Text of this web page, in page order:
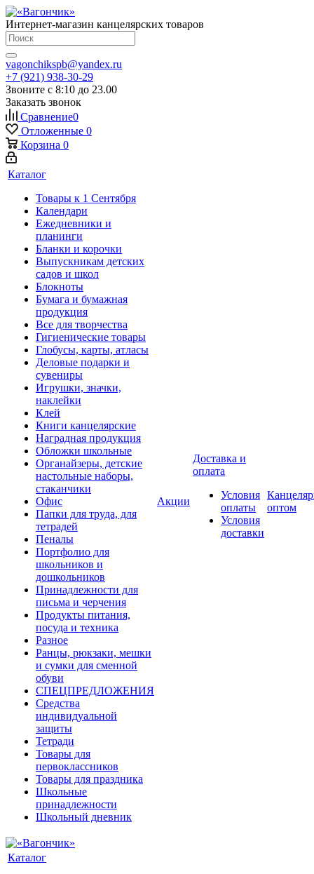
Интернет-магазин канцелярских товаров
vagonchikspb@yandex.ru
+7 (921) 938-30-29
Звоните с 8:10 до 23.00
Заказать звонок
Сравнение0
Отложенные 0
Корзина 0
Каталог
Товары к 1 Сентября
Календари
Ежедневники и
планинги
Бланки и корочки
Выпускникам детских
садов и школ
Блокноты
Бумага и бумажная
продукция
Все для творчества
Гигиенические товары
Глобусы, карты, атласы
Деловые подарки и
сувениры
Игрушки, значки,
наклейки
Клей
Книги канцелярские
Наградная продукция
Обложки школьные
Органайзеры, детские
настольные наборы,
стаканчики
Офис
Папки для труда, для
тетрадей
Пеналы
Портфолио для
школьников и
дошкольников
Принадлежности для
письма и черчения
Продукты питания,
посуда и техника
Разное
Ранцы, рюкзаки, мешки
и сумки для сменной
обуви
СПЕЦПРЕДЛОЖЕНИЯ
Средства
индивидуальной
защиты
Тетради
Товары для
первоклассников
Товары для праздника
Школьные
принадлежности
Школьный дневник
Акции
Доставка и
оплата
Условия
оплаты
Условия
доставки
оптом
Каталог